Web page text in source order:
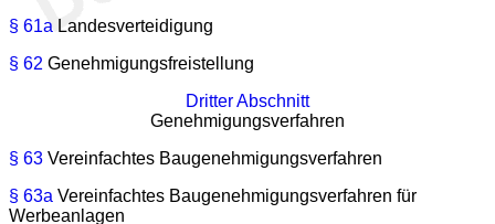
§ 61a Landesverteidigung
§ 62 Genehmigungsfreistellung
Dritter Abschnitt
Genehmigungsverfahren
§ 63 Vereinfachtes Baugenehmigungsverfahren
§ 63a Vereinfachtes Baugenehmigungsverfahren für
Werbeanlagen